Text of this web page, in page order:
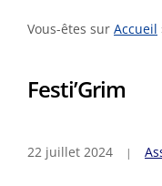
Vous-êtes sur Accueil
Festi’Grim
22 juillet 2024